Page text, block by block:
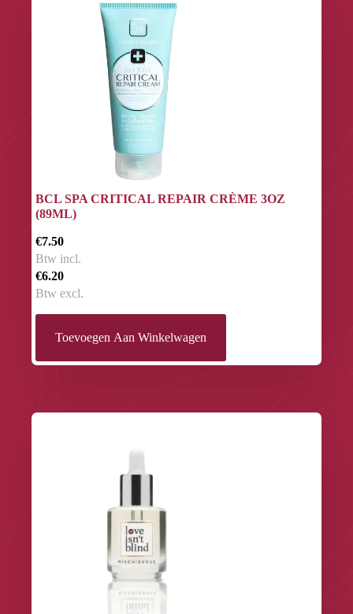
BCL SPA CRITICAL REPAIR CRÈME 3OZ
(89ML)
€7.50
Btw incl.
€6.20
Btw excl.
Toevoegen Aan Winkelwagen